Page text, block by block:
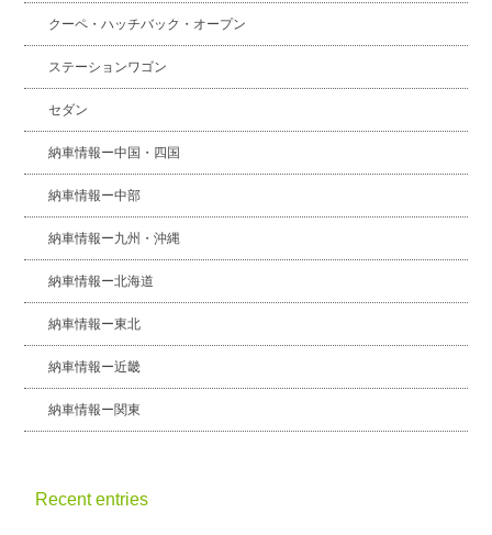
クーペ・ハッチバック・オープン
ステーションワゴン
セダン
納車情報ー中国・四国
納車情報ー中部
納車情報ー九州・沖縄
納車情報ー北海道
納車情報ー東北
納車情報ー近畿
納車情報ー関東
Recent entries